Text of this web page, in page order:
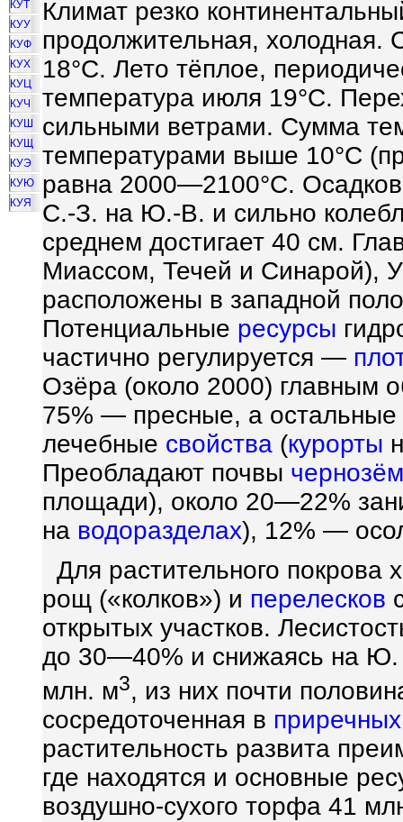
КУТ
КУУ
КУФ
КУХ
КУЦ
КУЧ
КУШ
КУЩ
КУЭ
КУЮ
КУЯ
Климат резко
продолжительная,
18°С. Лето тёплое,
температура июля 19°С.
сильными ветрами. Сумма
температурами выше 10°С
равна 2000—2100°С.
С.-З. на Ю.-В. и сильно
среднем достигает 40 см.
Миассом, Течей и Синарой),
расположены в западной
Потенциальные ресурсы
частично регулируется —
Озёра (около 2000)
75% — пресные, а
лечебные свойства (курорты
Преобладают почвы
площади), около 20—22%
на водоразделах), 12% —
Для растительного покрова
рощ («колков») и перелесков
открытых участков.
до 30—40% и снижаясь на
млн. м3, из них почти
сосредоточенная в приречных
растительность развита
где находятся и основные
воздушно-сухого торфа 41